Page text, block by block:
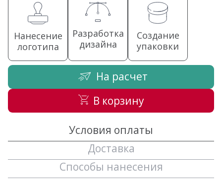
Нанесение
логотипа
Разработка
дизайна
Создание
упаковки
На расчет
В корзину
Условия оплаты
Доставка
Способы нанесения